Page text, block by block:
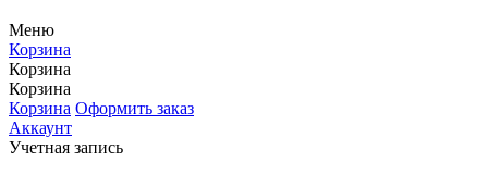
Меню
Корзина
Корзина
Корзина
Корзина Оформить заказ
Аккаунт
Учетная запись